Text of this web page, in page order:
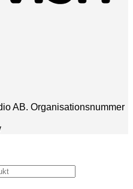
AB. Organisationsnummer